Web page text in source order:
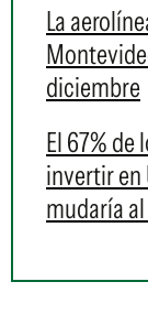
La
diciembre
El 67% de
invertir en
mudaría